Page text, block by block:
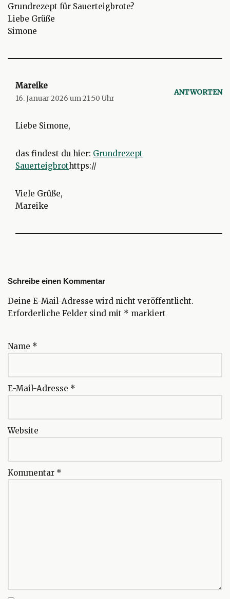
Grundrezept für Sauerteigbrote?
Liebe Grüße
Simone
Mareike
16. Januar 2026 um 21:50 Uhr
ANTWORTEN
Liebe Simone,
das findest du hier: Grundrezept
Sauerteigbrothttps://
Viele Grüße,
Mareike
Schreibe einen Kommentar
Deine E-Mail-Adresse wird nicht veröffentlicht.
Erforderliche Felder sind mit * markiert
Name *
E-Mail-Adresse *
Website
Kommentar *